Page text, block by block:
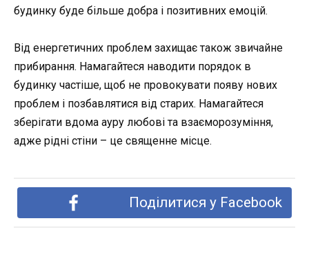
будинку буде більше добра і позитивних емоцій.
Від енергетичних проблем захищає також звичайне
прибирання. Намагайтеся наводити порядок в
будинку частіше, щоб не провокувати появу нових
проблем і позбавлятися від старих. Намагайтеся
зберігати вдома ауру любові та взаєморозуміння,
адже рідні стіни – це священне місце.
Поділитися у Facebook